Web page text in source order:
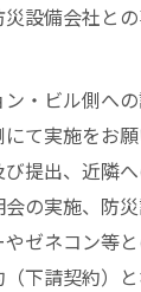
設備会社と
・ビル側へ
て実施をお
提出、近隣
の実施、防
ゼネコン等
下請契約）